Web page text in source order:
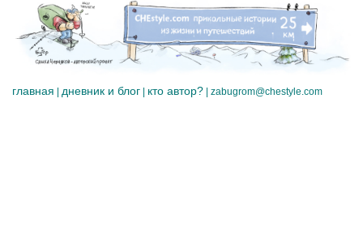
главная | дневник и блог | кто автор? | zabugrom@chestyle.com